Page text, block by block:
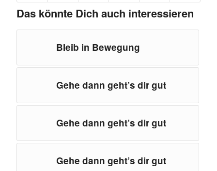
Das könnte Dich auch interessieren
Bleib in Bewegung
Gehe dann geht’s dir gut
Gehe dann geht’s dir gut
Gehe dann geht’s dir gut